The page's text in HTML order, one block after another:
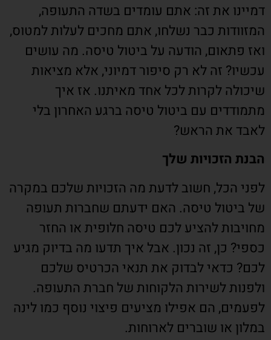
דמיינו את זה: אתם עומדים בשדה התעופה,
המזוודות כבר נשלחו, אתם מחכים לעלות למטוס,
ואז פתאום, הודעה על ביטול טיסה. מה עושים
עכשיו? זה לא רק סיפור דמיוני, אלא מציאות
שיכולה לקרות לכל אחד מאיתנו. אז איך
מתמודדים עם ביטול טיסה ברגע האחרון בלי
לאבד את הראש?
הבנת הזכויות שלך
לפני הכל, חשוב לדעת מה הזכויות שלכם במקרה
של ביטול טיסה. האם ידעתם שחברות תעופה
מחויבות להציע לכם טיסה חלופית או החזר
כספי? כן, זה נכון. אבל איך תדעו מה בדיוק מגיע
לכם? כדאי לבדוק את תנאי הכרטיס שלכם
ולפנות לשירות הלקוחות של חברת התעופה.
לפעמים, הם אפילו מציעים פיצוי נוסף כמו לינה
במלון או שוברים לארוחות.